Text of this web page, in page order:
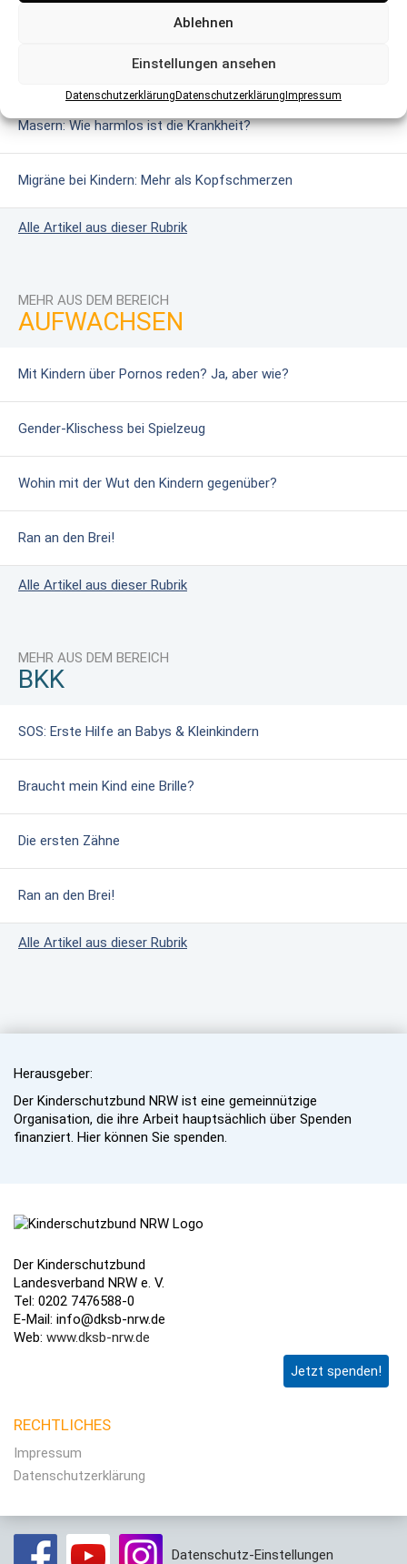
Ablehnen
Einstellungen ansehen
DatenschutzerklärungDatenschutzerklärungImpressum
Glutenintoleranz & Zöliakie: Wenn Gluten gefährlich wird
Das erweiterte Neugeborenen-Screening
Masern: Wie harmlos ist die Krankheit?
Migräne bei Kindern: Mehr als Kopfschmerzen
Alle Artikel aus dieser Rubrik
MEHR AUS DEM BEREICH
AUFWACHSEN
Mit Kindern über Pornos reden? Ja, aber wie?
Gender-Klischess bei Spielzeug
Wohin mit der Wut den Kindern gegenüber?
Ran an den Brei!
Alle Artikel aus dieser Rubrik
MEHR AUS DEM BEREICH
BKK
SOS: Erste Hilfe an Babys & Kleinkindern
Braucht mein Kind eine Brille?
Die ersten Zähne
Ran an den Brei!
Alle Artikel aus dieser Rubrik
Herausgeber:
Der Kinderschutzbund NRW ist eine gemeinnützige
Organisation, die ihre Arbeit hauptsächlich über Spenden
finanziert. Hier können Sie spenden.
Jetzt spenden!
Der Kinderschutzbund
Landesverband NRW e. V.
Tel: 0202 7476588-0
E-Mail: info@dksb-nrw.de
Web: www.dksb-nrw.de
RECHTLICHES
Impressum
Datenschutzerklärung
Datenschutz-Einstellungen